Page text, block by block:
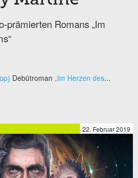
prämierten Romans „Im
Debütroman „Im Herzen des...
22. Februar 2019